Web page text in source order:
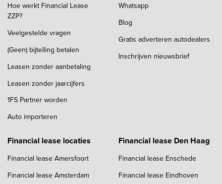
Hoe werkt Financial Lease
ZZP?
Veelgestelde vragen
(Geen) bijtelling betalen
Leasen zonder aanbetaling
Leasen zonder jaarcijfers
1FS Partner worden
Auto importeren
Whatsapp
Blog
Gratis adverteren autodealers
Inschrijven nieuwsbrief
Financial lease locaties
Financial lease Amersfoort
Financial lease Amsterdam
Financial lease Den Haag
Financial lease Enschede
Financial lease Eindhoven